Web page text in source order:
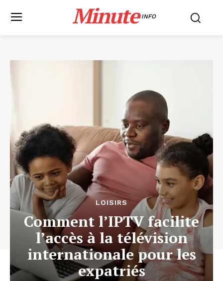
Minute INFO
LOISIRS
Comment l’IPTV facilite
l’accès à la télévision
internationale pour les
expatriés